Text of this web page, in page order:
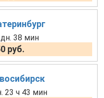
38 мин
руб.
23 ч 43 мин